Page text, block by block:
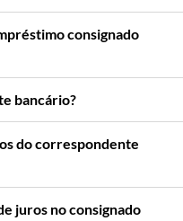
consignado
bancário?
do correspondente
juros no consignado